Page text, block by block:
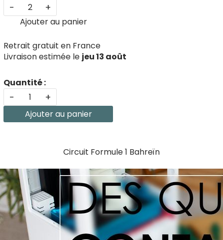
- +
Ajouter au panier
Retrait gratuit en France
Livraison estimée le jeu 13 août
Quantité :
- +
Ajouter au panier
Circuit Formule 1 Bahreïn